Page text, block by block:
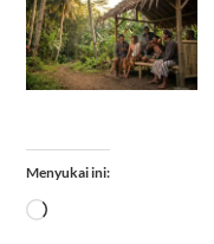
Menyukai ini:
Memuat...